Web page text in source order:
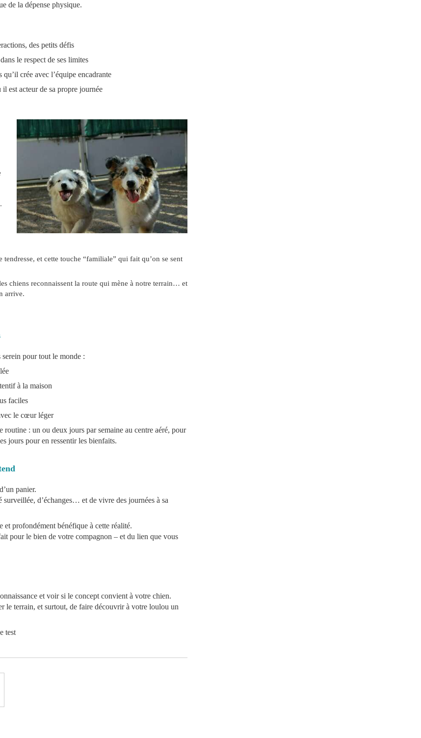
de la dépense physique.
des petits défis
le respect de ses limites
crée avec l’équipe encadrante
est acteur de sa propre journée
et cette touche “familiale” qui fait qu’on se sent
chiens reconnaissent la route qui mène à notre terrain… et
arrive.
pour tout le monde :
à la maison
faciles
le cœur léger
routine : un ou deux jours par semaine au centre aéré, pour
jours pour en ressentir les bienfaits.
panier.
d’échanges… et de vivre des journées à sa
et profondément bénéfique à cette réalité.
pour le bien de votre compagnon – et du lien que vous
et voir si le concept convient à votre chien.
le terrain, et surtout, de faire découvrir à votre loulou un
test